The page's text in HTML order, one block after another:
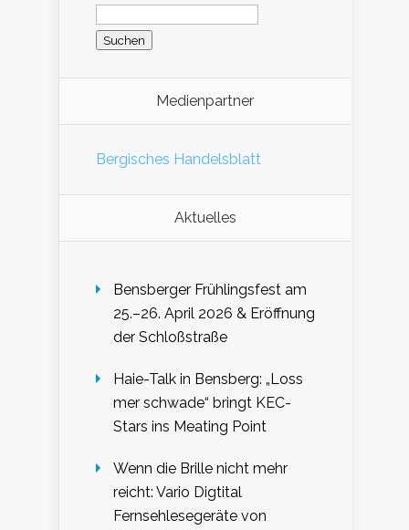
Medienpartner
Bergisches Handelsblatt
Aktuelles
Bensberger Frühlingsfest am
25.–26. April 2026 & Eröffnung
der Schloßstraße
Haie-Talk in Bensberg: „Loss
mer schwade“ bringt KEC-
Stars ins Meating Point
Wenn die Brille nicht mehr
reicht: Vario Digtital
Fernsehlesegeräte von